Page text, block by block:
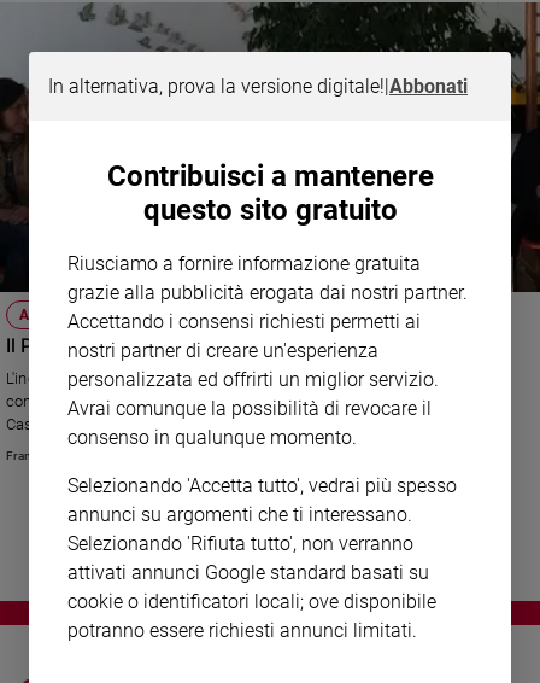
fede
Parola
Santo
Società
e
valori
Ambiente
e
Volontariato
Aziende
ATTUALITÀ
Il Papa visita a sorpresa i tossicodipendenti
L'incontro nel pomeriggio di venerdì 26 febbraio. Bergoglio è andato nella
comunità di recupero "San Carlo" del Ceis di don Mario Picchi, vicino a
Castel Gandolfo. Il gesto rientra nel quadro "dei segni giubilari" di
testimonianza delle opere di misericordia.
Francesco Grana
In alternativa, prova la versione digitale!|Abbonati
Contribuisci a mantenere
questo sito gratuito
Riusciamo a fornire informazione gratuita
grazie alla pubblicità erogata dai nostri partner.
Accettando i consensi richiesti permetti ai
nostri partner di creare un'esperienza
personalizzata ed offrirti un miglior servizio.
Avrai comunque la possibilità di revocare il
consenso in qualunque momento.
Selezionando 'Accetta tutto', vedrai più spesso
annunci su argomenti che ti interessano.
Selezionando 'Rifiuta tutto', non verranno
attivati annunci Google standard basati su
cookie o identificatori locali; ove disponibile
potranno essere richiesti annunci limitati.